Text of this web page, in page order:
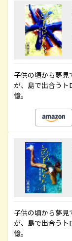
子供の頃から夢
が、島で出合うト
憶。
子供の頃から夢
が、島で出合うト
憶。